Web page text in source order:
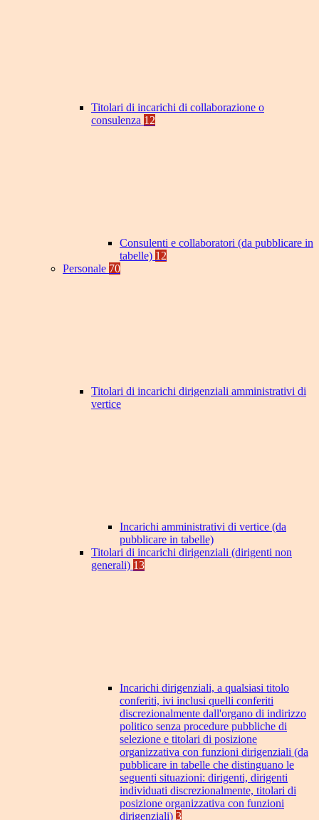
Titolari di incarichi di collaborazione o
consulenza 12
Consulenti e collaboratori (da pubblicare in
tabelle) 12
Personale 70
Titolari di incarichi dirigenziali amministrativi di
vertice
Incarichi amministrativi di vertice (da
pubblicare in tabelle)
Titolari di incarichi dirigenziali (dirigenti non
generali) 13
Incarichi dirigenziali, a qualsiasi titolo
conferiti, ivi inclusi quelli conferiti
discrezionalmente dall'organo di indirizzo
politico senza procedure pubbliche di
selezione e titolari di posizione
organizzativa con funzioni dirigenziali (da
pubblicare in tabelle che distinguano le
seguenti situazioni: dirigenti, dirigenti
individuati discrezionalmente, titolari di
posizione organizzativa con funzioni
dirigenziali) 3